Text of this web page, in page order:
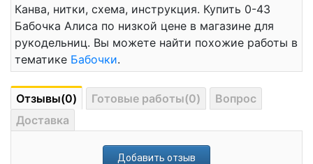
Канва, нитки, схема, инструкция. Купить 0-43
Бабочка Алиса по низкой цене в магазине для
рукодельниц. Вы можете найти похожие работы в
тематике Бабочки.
Отзывы(0) Готовые работы(0)
Вопрос
Доставка
Добавить отзыв